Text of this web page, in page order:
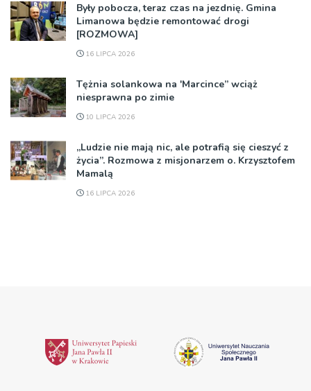
Były pobocza, teraz czas na jezdnię. Gmina
Limanowa będzie remontować drogi
[ROZMOWA]
16 LIPCA 2026
Tężnia solankowa na 'Marcince” wciąż
niesprawna po zimie
10 LIPCA 2026
„Ludzie nie mają nic, ale potrafią się cieszyć z
życia”. Rozmowa z misjonarzem o. Krzysztofem
Mamalą
16 LIPCA 2026